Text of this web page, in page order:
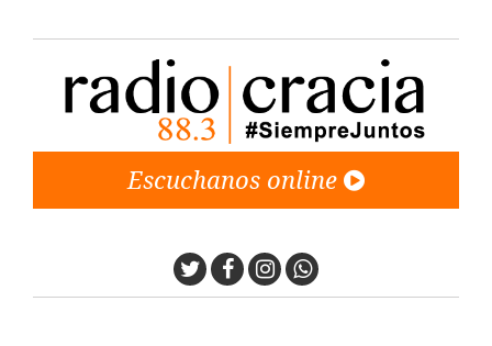
Escuchanos online
TwitterFacebook
Instagram
Whatsapp